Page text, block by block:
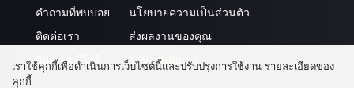
คำถามที่พบบ่อย
ติดต่อเรา
อัปเกรด วีไอพี
นโยบายความเป็นส่วนตัว
ส่งผลงานของคุณ
ร่วมงานกับเรา
เราใช้คุกกี้เพื่อดำเนินการเว็บไซต์นี้และปรับปรุงการใช้งาน รายละเอียดของ
คุกกี้